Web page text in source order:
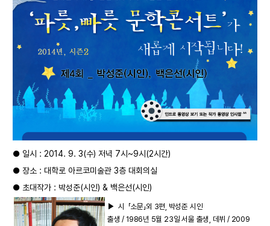
● 일시 : 2014. 9. 3(수) 저녁 7시~9시(2시간)
● 장소 : 대학로 아르코미술관 3층 대회의실
● 초대작가 : 박성준(시인) & 백은선(시인)
▶ 시 「소문」외 3편, 박성준 시인
출생 / 1986년 5월 23일 서울 출생, 데뷔 / 2009